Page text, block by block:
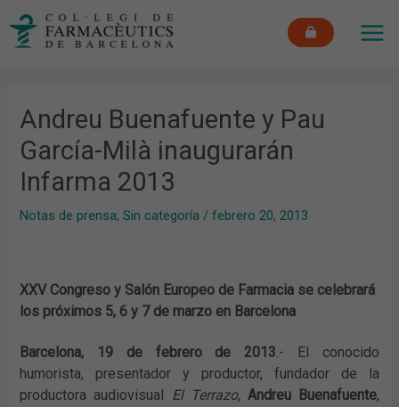
Andreu Buenafuente y Pau
García-Milà inaugurarán
Infarma 2013
Notas de prensa,Sin categoría /febrero 20, 2013
XXV Congreso y Salón Europeo de Farmacia se celebrará
los próximos 5, 6 y 7 de marzo en Barcelona
Barcelona, 19 de febrero de 2013 .- El conocido
humorista, presentador y productor, fundador de la
productora audiovisual
El Terrazo, Andreu Buenafuente,